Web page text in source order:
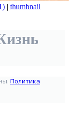
| thumbnail
Политика